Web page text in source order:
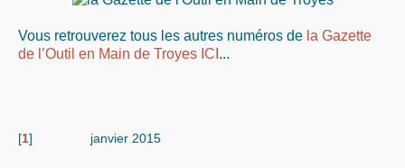
Contact
Vous retrouverez tous les autres numéros de la Gazette
de l’Outil en Main de Troyes ICI ...
[1] janvier 2015